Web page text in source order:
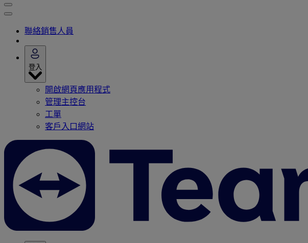
聯絡銷售人員
登入
開啟網頁應用程式
管理主控台
工單
客戶入口網站